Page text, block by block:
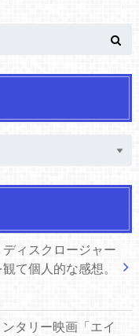
ディスクロージャー
て個人的な感想。
タリー映画「エイ